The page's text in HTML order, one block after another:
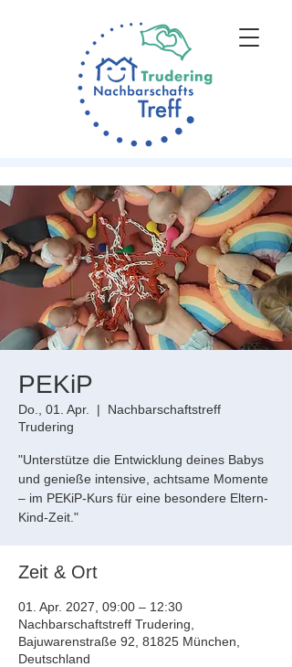
PEKiP
Do., 01. Apr.
  |
Nachbarschaftstreff
Trudering
"Unterstütze die Entwicklung deines Babys
und genieße intensive, achtsame Momente
– im PEKiP-Kurs für eine besondere Eltern-
Kind-Zeit."
Zeit & Ort
01. Apr. 2027, 09:00 – 12:30
Nachbarschaftstreff Trudering,
Bajuwarenstraße 92, 81825 München,
Deutschland